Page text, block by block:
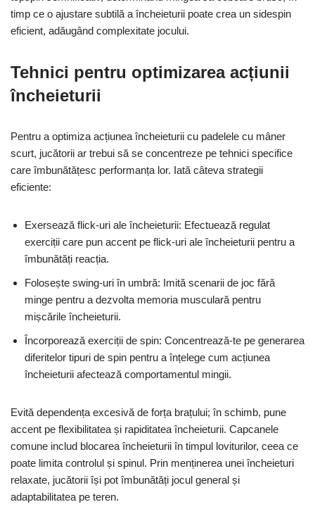
timp ce o ajustare subtilă a încheieturii poate crea un sidespin
eficient, adăugând complexitate jocului.
Tehnici pentru optimizarea acțiunii
încheieturii
Pentru a optimiza acțiunea încheieturii cu padelele cu mâner
scurt, jucătorii ar trebui să se concentreze pe tehnici specifice
care îmbunătățesc performanța lor. Iată câteva strategii
eficiente:
Exersează flick-uri ale încheieturii: Efectuează regulat
exerciții care pun accent pe flick-uri ale încheieturii pentru a
îmbunătăți reacția.
Folosește swing-uri în umbră: Imită scenarii de joc fără
minge pentru a dezvolta memoria musculară pentru
mișcările încheieturii.
Încorporează exerciții de spin: Concentrează-te pe generarea
diferitelor tipuri de spin pentru a înțelege cum acțiunea
încheieturii afectează comportamentul mingii.
Evită dependența excesivă de forța brațului; în schimb, pune
accent pe flexibilitatea și rapiditatea încheieturii. Capcanele
comune includ blocarea încheieturii în timpul loviturilor, ceea ce
poate limita controlul și spinul. Prin menținerea unei încheieturi
relaxate, jucătorii își pot îmbunătăți jocul general și
adaptabilitatea pe teren.